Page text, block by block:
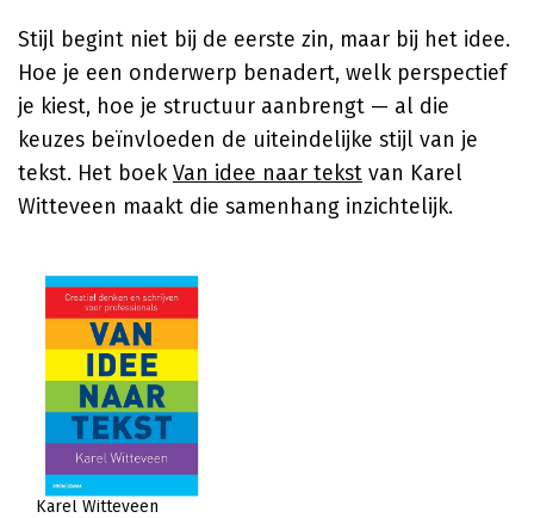
Stijl begint niet bij de eerste zin, maar bij het idee.
Hoe je een onderwerp benadert, welk perspectief
je kiest, hoe je structuur aanbrengt — al die
keuzes beïnvloeden de uiteindelijke stijl van je
tekst. Het boekVan idee naar tekst van Karel
Witteveen maakt die samenhang inzichtelijk.
Karel Witteveen